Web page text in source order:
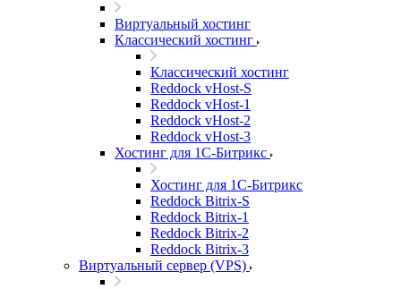
Виртуальный хостинг
Классический хостинг
Классический хостинг
Reddock vHost-S
Reddock vHost-1
Reddock vHost-2
Reddock vHost-3
Хостинг для 1С-Битрикс
Хостинг для 1С-Битрикс
Reddock Bitrix-S
Reddock Bitrix-1
Reddock Bitrix-2
Reddock Bitrix-3
Виртуальный сервер (VPS)